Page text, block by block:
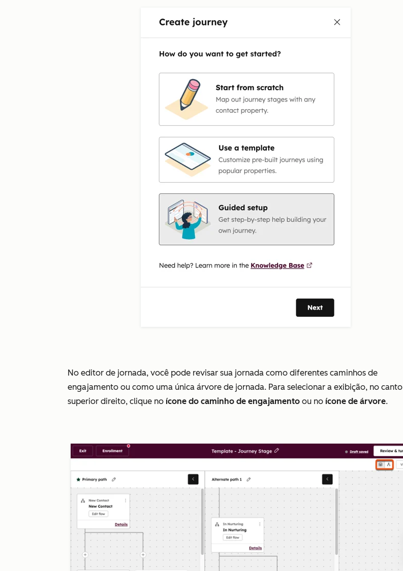
No editor de jornada, você pode revisar sua jornada como diferentes caminhos de
engajamento ou como uma única árvore de jornada. Para selecionar a exibição, no canto
superior direito, clique no ícone do caminho de engajamento ou no ícone de árvore.